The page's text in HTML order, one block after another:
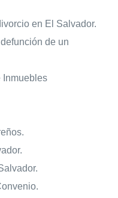
en El Salvador.
de un
Inmuebles